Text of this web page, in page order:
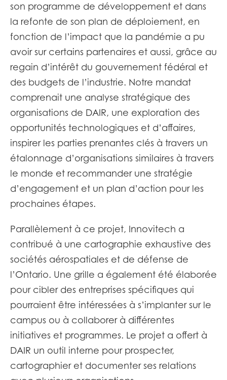
son programme de développement et dans
la refonte de son plan de déploiement, en
fonction de l’impact que la pandémie a pu
avoir sur certains partenaires et aussi, grâce au
regain d’intérêt du gouvernement fédéral et
des budgets de l’industrie. Notre mandat
comprenait une analyse stratégique des
organisations de DAIR, une exploration des
opportunités technologiques et d’affaires,
inspirer les parties prenantes clés à travers un
étalonnage d’organisations similaires à travers
le monde et recommander une stratégie
d’engagement et un plan d’action pour les
prochaines étapes. ​
Parallèlement à ce projet, Innovitech a
contribué à une cartographie exhaustive des
sociétés aérospatiales et de défense de
l’Ontario. Une grille a également été élaborée
pour cibler des entreprises spécifiques qui
pourraient être intéressées à s’implanter sur le
campus ou à collaborer à différentes
initiatives et programmes. Le projet a offert à
DAIR un outil interne pour prospecter,
cartographier et documenter ses relations